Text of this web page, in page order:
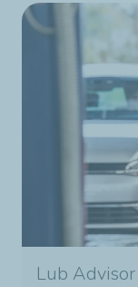
nécessaires pour
véhicules, tout
exceptionnelles
Lub Advisor